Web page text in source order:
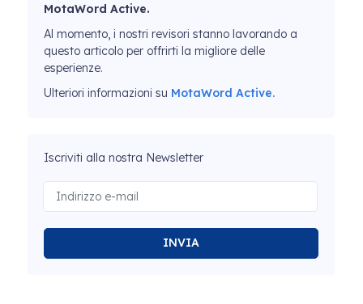
MotaWord Active.
Al momento, i nostri revisori stanno lavorando a
questo articolo per offrirti la migliore delle
esperienze.
Ulteriori informazioni su MotaWord Active.
Iscriviti alla nostra Newsletter
INVIA